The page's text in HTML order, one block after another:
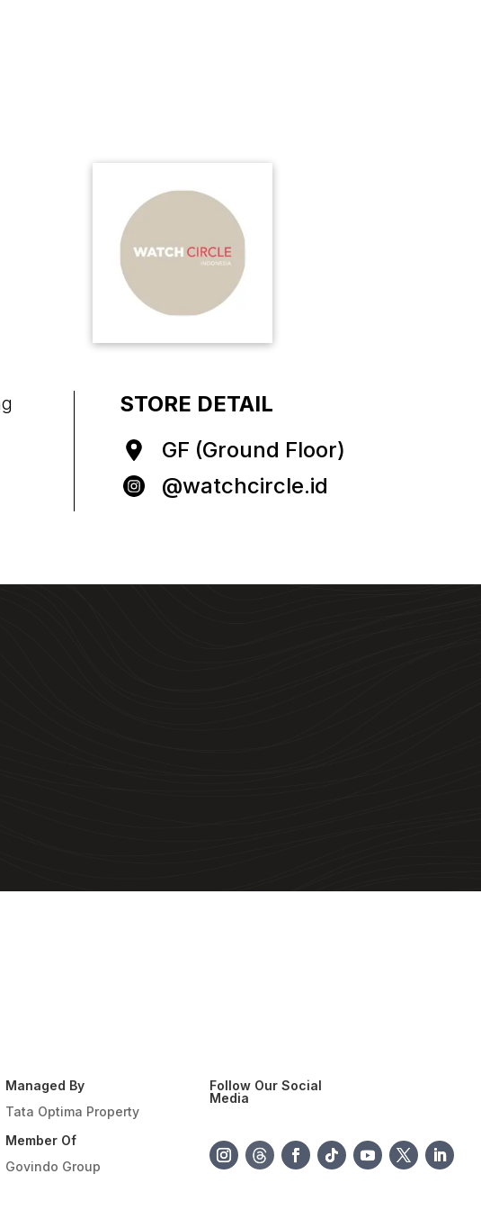
STORE DETAIL
GF (Ground Floor)
@watchcircle.id
Managed By
Tata Optima Property
Member Of
Govindo Group
Follow Our Social
Media